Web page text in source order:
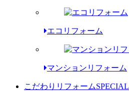
エコリフォーム
マンションリフォーム
こだわりリフォームSPECIAL